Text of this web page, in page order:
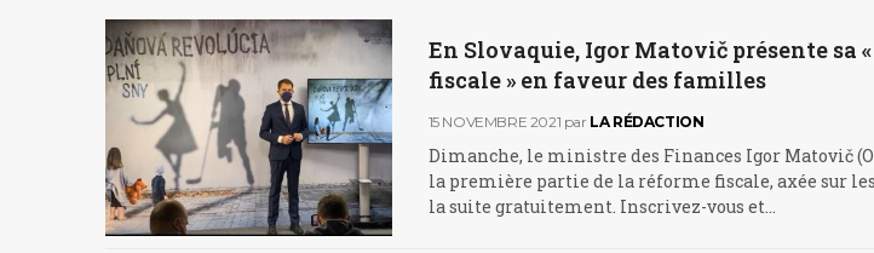
En Slovaquie, Igor Matovič présente sa
fiscale » en faveur des familles
15 NOVEMBRE 2021 par LA RÉDACTION
Dimanche, le ministre des Finances Igor Matovič
la première partie de la réforme fiscale, axée sur
la suite gratuitement. Inscrivez-vous et…